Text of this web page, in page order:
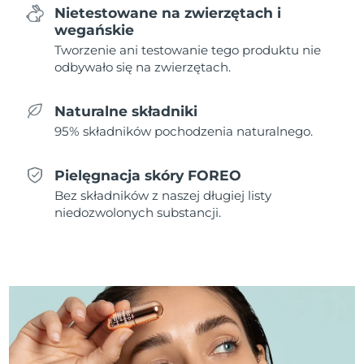
Nietestowane na zwierzętach i
wegańskie
Tworzenie ani testowanie tego produktu nie
odbywało się na zwierzętach.
Naturalne składniki
95% składników pochodzenia naturalnego.
Pielęgnacja skóry FOREO
Bez składników z naszej długiej listy
niedozwolonych substancji.
Holandia
08/08/2026
Norwegia
Oczekiwany czas dostawy
Oman
Oczekiwany czas dostawy
Polska
09/08/2026
Portugalia
Oczekiwany czas dostawy